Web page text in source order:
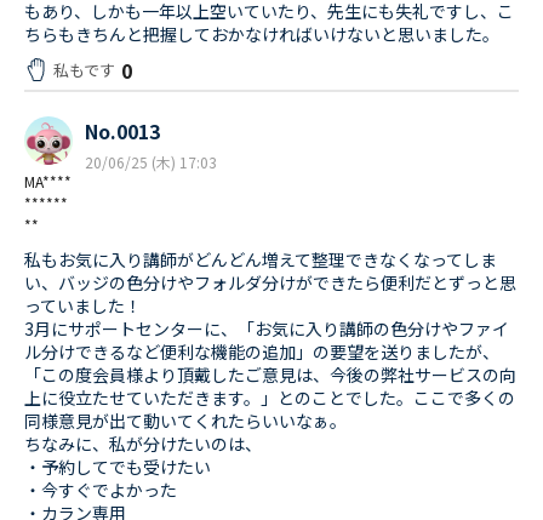
もあり、しかも一年以上空いていたり、先生にも失礼ですし、こ
ちらもきちんと把握しておかなければいけないと思いました。
私もです 0
MA****
******
**
No.0013
20/06/25 (木) 17:03
私もお気に入り講師がどんどん増えて整理できなくなってしま
い、バッジの色分けやフォルダ分けができたら便利だとずっと思
っていました！
3月にサポートセンターに、「お気に入り講師の色分けやファイ
ル分けできるなど便利な機能の追加」の要望を送りましたが、
「この度会員様より頂戴したご意見は、今後の弊社サービスの向
上に役立たせていただきます。」とのことでした。ここで多くの
同様意見が出て動いてくれたらいいなぁ。
ちなみに、私が分けたいのは、
・予約してでも受けたい
・今すぐでよかった
・カラン専用